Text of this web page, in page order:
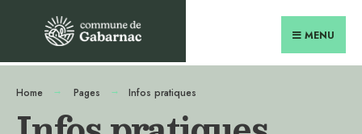
MENU
Home Pages Infos pratiques